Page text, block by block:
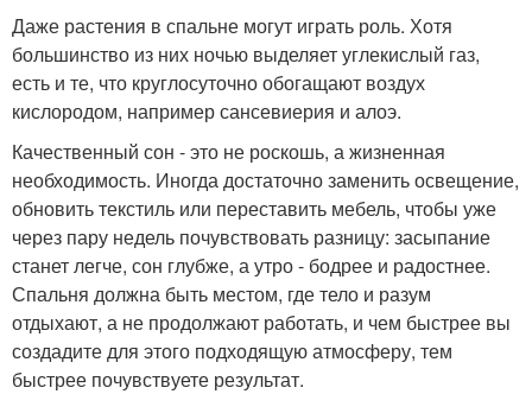
Даже растения в спальне могут играть роль. Хотя
большинство из них ночью выделяет углекислый газ,
есть и те, что круглосуточно обогащают воздух
кислородом, например сансевиерия и алоэ.
Качественный сон - это не роскошь, а жизненная
необходимость. Иногда достаточно заменить освещение,
обновить текстиль или переставить мебель, чтобы уже
через пару недель почувствовать разницу: засыпание
станет легче, сон глубже, а утро - бодрее и радостнее.
Спальня должна быть местом, где тело и разум
отдыхают, а не продолжают работать, и чем быстрее вы
создадите для этого подходящую атмосферу, тем
быстрее почувствуете результат.